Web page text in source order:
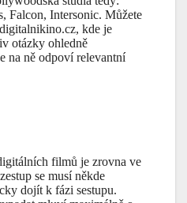
Falcon, Intersonic. Můžete
kde je
otázky ohledně
na ně odpoví relevantní
filmů je zrovna ve
se musí někde
dojít k fázi sestupu.